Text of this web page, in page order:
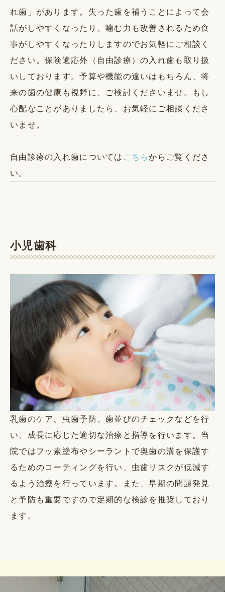
れ歯」があります。失った歯を補うことによって会
話がしやすくなったり、噛む力も改善されるため食
事がしやすくなったりしますのでお気軽にご相談く
ださい。保険適応外（自由診療）の入れ歯も取り扱
いしております。予算や機能の違いはもちろん、将
来の歯の健康も視野に、ご検討くださいませ。もし
心配なことがありましたら、お気軽にご相談くださ
いませ。
自由診療の入れ歯については こちらからご覧くださ
い。
小児歯科
乳歯のケア、虫歯予防、歯並びのチェックなどを行
い、成長に応じた適切な治療と指導を行います。当
院ではフッ素塗布やシーラントで奥歯の溝を保護す
るためのコーティングを行い、虫歯リスクが低減す
るよう治療を行っています。また、早期の問題発見
と予防も重要ですので定期的な検診を推奨しており
ます。